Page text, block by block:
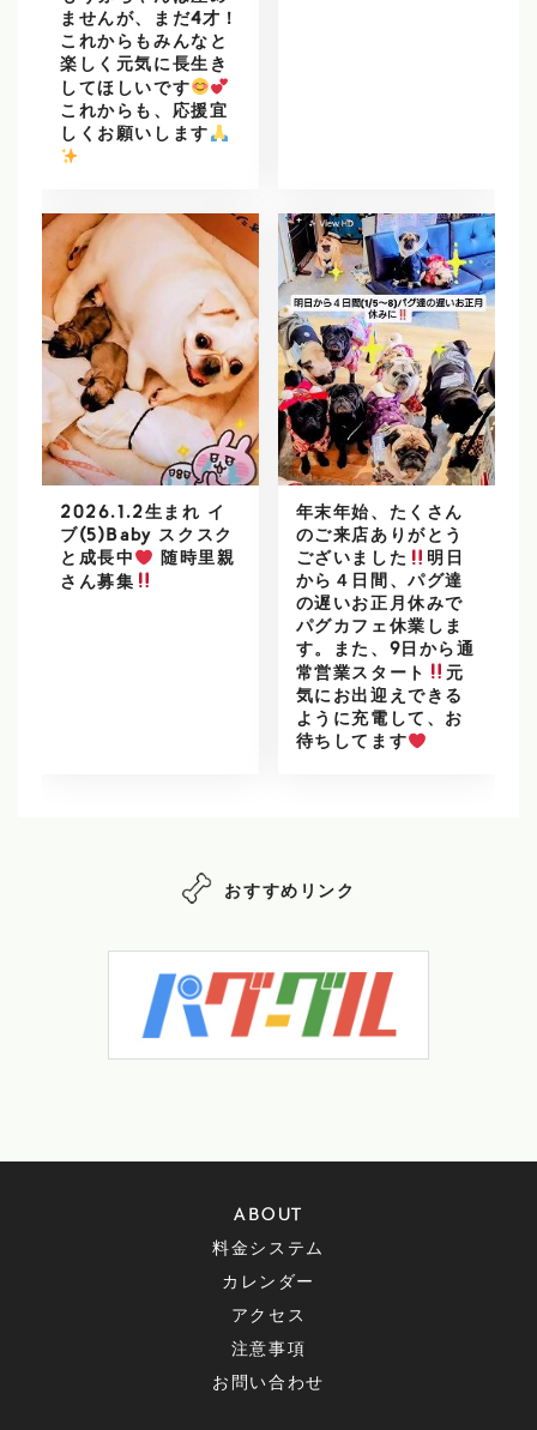
ませんが、まだ4才！
これからもみんなと
楽しく元気に長生き
してほしいです
これからも、応援宜
しくお願いします
2026.1.2生まれ イ
ブ(5)Baby スクスク
と成長中
随時里親
さん募集
年末年始、たくさん
のご来店ありがとう
ございました
明日
から４日間、パグ達
の遅いお正月休みで
パグカフェ休業しま
す。また、9日から通
常営業スタート
元
気にお出迎えできる
ように充電して、お
待ちしてます
おすすめリンク
ABOUT
料金システム
カレンダー
アクセス
注意事項
お問い合わせ